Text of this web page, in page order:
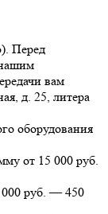
Перед
вам
д. 25, литера
оборудования
от 15 000 руб.
000 руб. — 450